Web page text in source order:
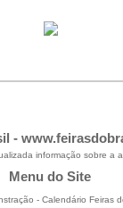
-
informação sobre a
Menu do Site
- Calendário Feiras